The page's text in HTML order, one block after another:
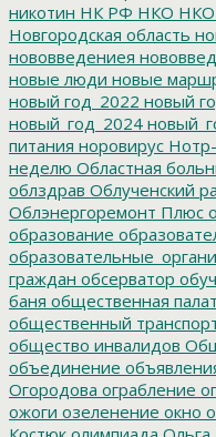
никотин НК РФ НКО НКО
Новгородская область
нововведениея
новые люди новые
новый год_2022 новый
новый_год_2024
питания норовирус
неделю Областная
облздрав Облученский
Облэнергоремонт Плюс
образование
граждан обсерватор
баня общественная
общественный
общество инвалидов
объединение
Огородова ограбление
ожоги озеленение окно